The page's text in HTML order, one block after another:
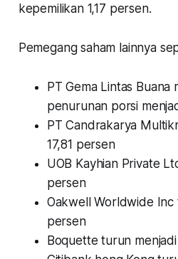
kepemilikan 1,17 persen.
Pemegang saham lainnya
PT Gema Lintas Buana
penurunan porsi
PT Candrakarya
17,81 persen
UOB Kayhian Private
persen
Oakwell Worldwide
persen
Boquette turun